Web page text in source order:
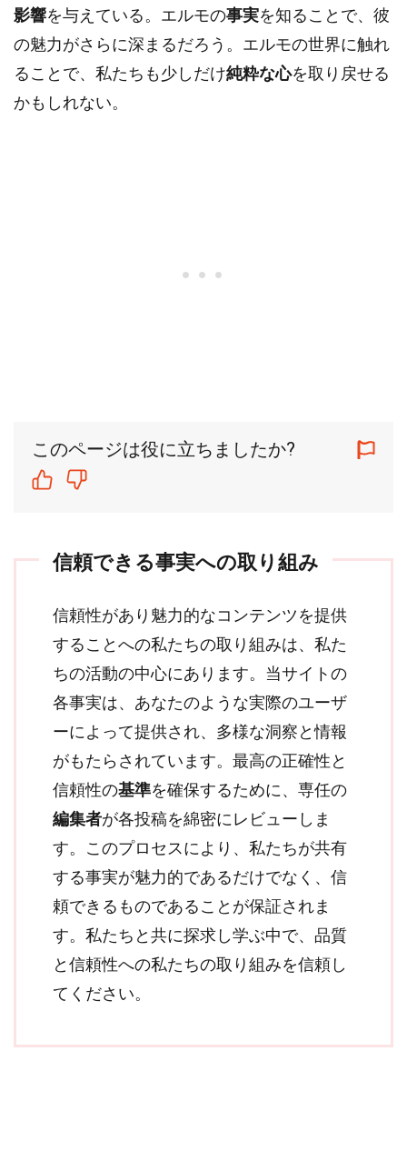
影響を与えている。エルモの事実を知ることで、彼
の魅力がさらに深まるだろう。エルモの世界に触れ
ることで、私たちも少しだけ純粋な心を取り戻せる
かもしれない。
このページは役に立ちましたか?
信頼できる事実への取り組み
信頼性があり魅力的なコンテンツを提供
することへの私たちの取り組みは、私た
ちの活動の中心にあります。当サイトの
各事実は、あなたのような実際のユーザ
ーによって提供され、多様な洞察と情報
がもたらされています。最高の正確性と
信頼性の基準を確保するために、専任の
編集者が各投稿を綿密にレビューしま
す。このプロセスにより、私たちが共有
する事実が魅力的であるだけでなく、信
頼できるものであることが保証されま
す。私たちと共に探求し学ぶ中で、品質
と信頼性への私たちの取り組みを信頼し
てください。